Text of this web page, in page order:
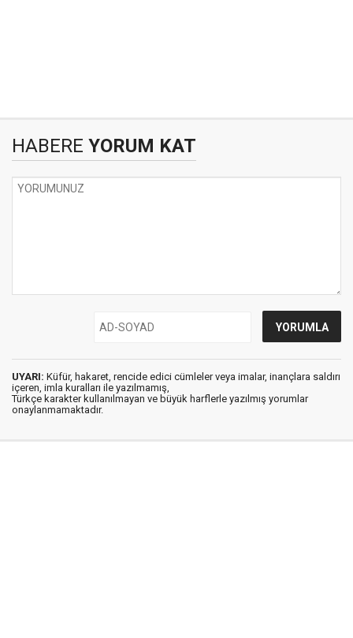
HABERE YORUM KAT
UYARI: Küfür, hakaret, rencide edici cümleler veya imalar, inançlara saldırı
içeren, imla kuralları ile yazılmamış,
Türkçe karakter kullanılmayan ve büyük harflerle yazılmış yorumlar
onaylanmamaktadır.